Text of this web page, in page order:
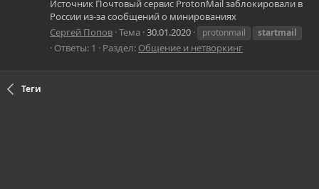
Источник Почтовый сервис ProtonMail заблокировали в
России из-за сообщений о минированиях
Сергей Попов Тема 30.01.2020 protonmail startmail
Ответы: 1 Раздел: Общение и нетворкинг
Теги